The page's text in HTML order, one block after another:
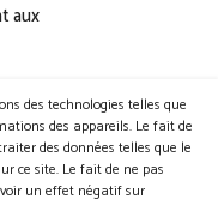
aux
des technologies telles que
des appareils. Le fait de
des données telles que le
ce site. Le fait de ne pas
un effet négatif sur